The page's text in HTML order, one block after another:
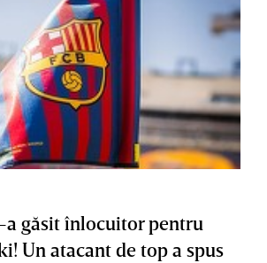
a găsit înlocuitor pentru
Un atacant de top a spus